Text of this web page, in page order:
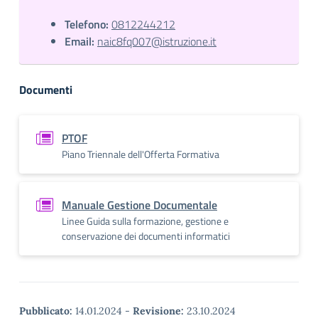
Telefono: 0812244212
Email: naic8fq007@istruzione.it
Documenti
PTOF
Piano Triennale dell'Offerta Formativa
Manuale Gestione Documentale
Linee Guida sulla formazione, gestione e
conservazione dei documenti informatici
Pubblicato: 14.01.2024 - Revisione: 23.10.2024